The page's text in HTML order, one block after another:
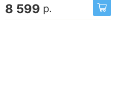
8 599 р.